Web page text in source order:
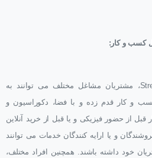
کسب و کار:
با استفاده از سرویس Street View، مشتریان مشاغل مختلف می توانند به
و کار قدم زده و با فضا، دکوراسیون و
از حضور فیزیکی و یا قبل از خرید آنلاین
و یا ارایه کنندگان خدمات می توانند
خود داشته باشند. همچنین افراد مختلف،